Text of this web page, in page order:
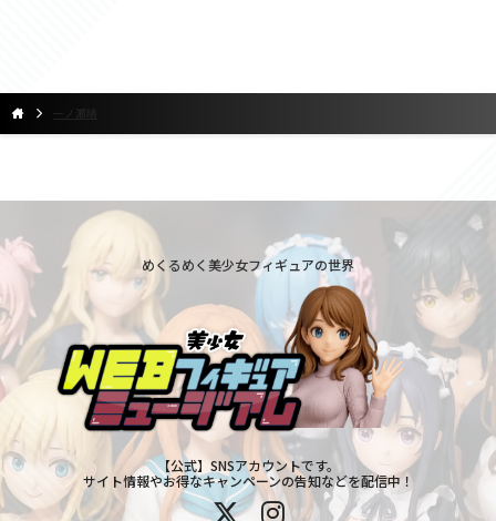
一ノ瀬晴
めくるめく美少女フィギュアの世界
【公式】SNSアカウントです。
サイト情報やお得なキャンペーンの告知などを配信中！